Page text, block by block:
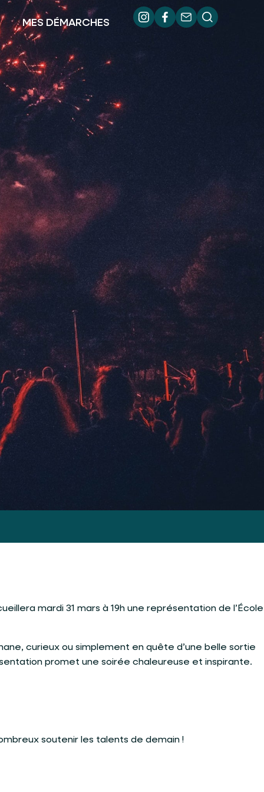
MES DÉMARCHES
mardi 31 mars à 19h une représentation de
curieux ou simplement en quête d’une belle sortie
promet une soirée chaleureuse et inspirante.
soutenir les talents de demain !